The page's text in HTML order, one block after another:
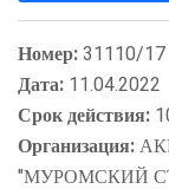
Номер:31110/17
Дата: 11.04.2022
Срок действия:
Организация:
"МУРОМСКИЙ